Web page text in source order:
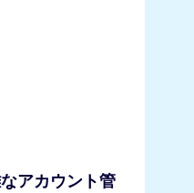
アカウント管